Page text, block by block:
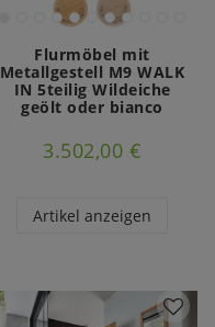
Flurmöbel mit
Metallgestell M9 WALK
IN 5teilig Wildeiche
geölt oder bianco
3.502,00 €
Artikel anzeigen